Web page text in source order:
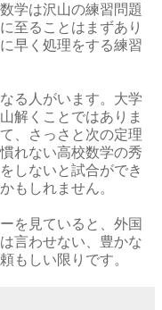
学は沢山の練習問題
至ることはまずあり
早く処理をする練習
る人がいます。大学
解くことではありま
、さっさと次の定理
れない高校数学の秀
しないと試合ができ
もしれません。
を見ていると、外国
言わせない、豊かな
もしい限りです。